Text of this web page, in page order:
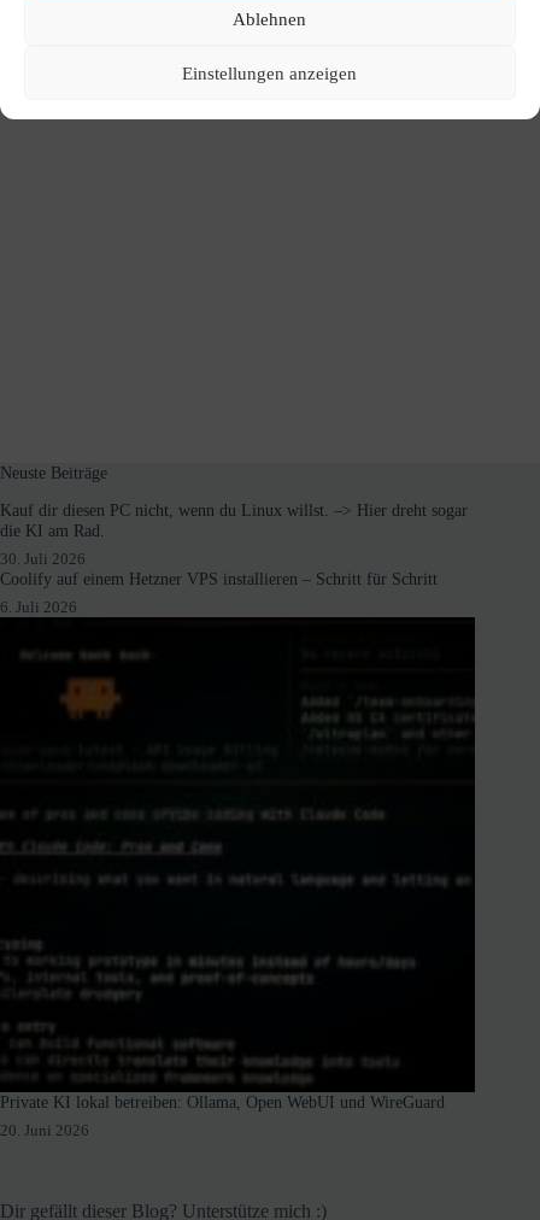
Ablehnen
Einstellungen anzeigen
Neuste Beiträge
Kauf dir diesen PC nicht, wenn du Linux willst. –> Hier dreht sogar
die KI am Rad.
30. Juli 2026
Coolify auf einem Hetzner VPS installieren – Schritt für Schritt
6. Juli 2026
Private KI lokal betreiben: Ollama, Open WebUI und WireGuard
20. Juni 2026
Dir gefällt dieser Blog? Unterstütze mich :)